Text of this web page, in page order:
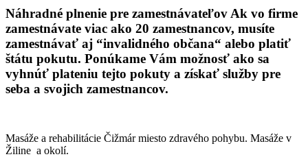
Náhradné plnenie pre zamestnávateľov Ak vo firme
zamestnávate viac ako 20 zamestnancov, musíte
zamestnávať aj “invalidného občana“ alebo platiť
štátu pokutu. Ponúkame Vám možnosť ako sa
vyhnúť plateniu tejto pokuty a získať služby pre
seba a svojich zamestnancov.
Masáže a rehabilitácie Čižmár miesto zdravého pohybu. Masáže v
Žiline a okolí.